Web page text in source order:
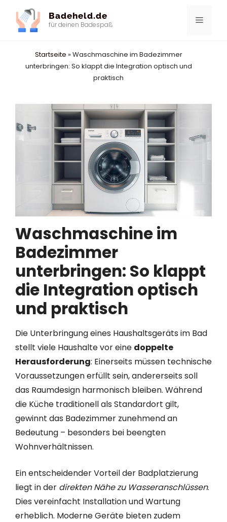
Inhalt
springen
Badeheld.de
für deinen Badespaß Menü
Startseite »Waschmaschine im Badezimmer
unterbringen: So klappt die Integration optisch und
praktisch
Waschmaschine im
Badezimmer
unterbringen: So klappt
die Integration optisch
und praktisch
Die Unterbringung eines Haushaltsgeräts im Bad
stellt viele Haushalte vor eine doppelte
Herausforderung: Einerseits müssen technische
Voraussetzungen erfüllt sein, andererseits soll
das Raumdesign harmonisch bleiben. Während
die Küche traditionell als Standardort gilt,
gewinnt das Badezimmer zunehmend an
Bedeutung – besonders bei beengten
Wohnverhältnissen.
Ein entscheidender Vorteil der Badplatzierung
liegt in der direkten Nähe zu Wasseranschlüssen.
Dies vereinfacht Installation und Wartung
erheblich. Moderne Geräte bieten zudem